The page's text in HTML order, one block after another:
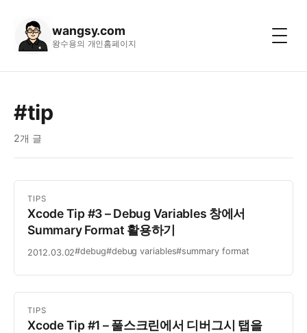
wangsy.com
왕수용의 개인홈페이지
#tip
2개 글
TIPS
Xcode Tip #3 – Debug Variables 창에서
Summary Format 활용하기
2012.03.02#debug#debug variables#summary format
TIPS
Xcode Tip #1 – 풀스크린에서 디버그시 탭을